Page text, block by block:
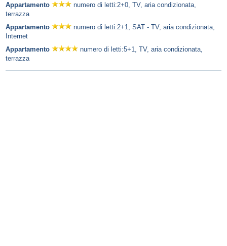
Appartamento
numero di letti:2+0, TV, aria condizionata,
terrazza
Appartamento
numero di letti:2+1, SAT - TV, aria condizionata,
Internet
Appartamento
numero di letti:5+1, TV, aria condizionata,
terrazza